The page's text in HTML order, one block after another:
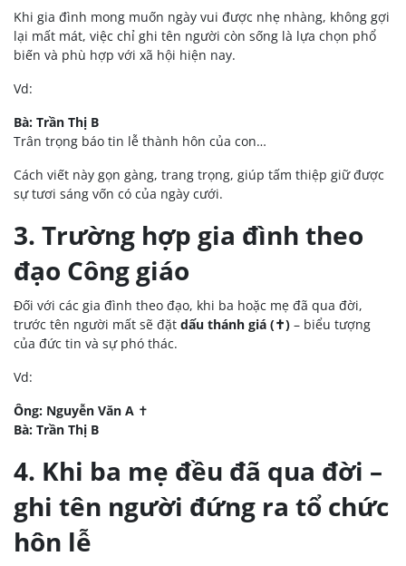
Khi gia đình mong muốn ngày vui được nhẹ nhàng, không gợi
lại mất mát, việc chỉ ghi tên người còn sống là lựa chọn phổ
biến và phù hợp với xã hội hiện nay.
Vd:
Bà: Trần Thị B
Trân trọng báo tin lễ thành hôn của con…
Cách viết này gọn gàng, trang trọng, giúp tấm thiệp giữ được
sự tươi sáng vốn có của ngày cưới.
3. Trường hợp gia đình theo
đạo Công giáo
Đối với các gia đình theo đạo, khi ba hoặc mẹ đã qua đời,
trước tên người mất sẽ đặt dấu thánh giá (✝) – biểu tượng
của đức tin và sự phó thác.
Vd:
Ông: Nguyễn Văn A ✝
Bà: Trần Thị B
4. Khi ba mẹ đều đã qua đời –
ghi tên người đứng ra tổ chức
hôn lễ